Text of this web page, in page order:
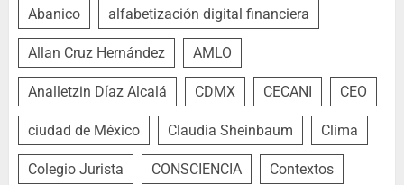
Abanico alfabetización digital financiera
Allan Cruz Hernández AMLO
Analletzin Díaz Alcalá CDMX CECANI CEO
ciudad de México Claudia Sheinbaum Clima
Colegio Jurista CONSCIENCIA Contextos